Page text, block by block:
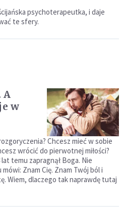
psychoterapeutka, i daje
te sfery.
A
w
Chcesz mieć w sobie
wrócić do pierwotnej miłości?
temu zapragnął Boga. Nie
Znam Cię. Znam Twój ból i
Wiem, dlaczego tak naprawdę tutaj